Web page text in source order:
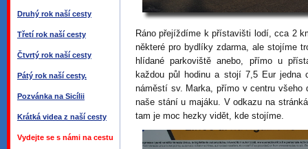
Druhý rok naší cesty
Třetí rok naší cesty
Čtvrtý rok naší cesty
Pátý rok naší cesty.
Pozvánka na Sicílii
Krátká videa z naší cesty
Vydejte se s námi na cestu
Ráno přejíždíme k přístavišti lodí, cca 2
některé pro bydlíky zdarma, ale stojíme
hlídané parkoviště anebo, přímo u
každou půl hodinu a stojí 7,5 Eur jedna
náměstí sv. Marka, přímo v centru všeho
naše stání u majáku. V odkazu na
tam je moc hezky vidět, kde stojíme.